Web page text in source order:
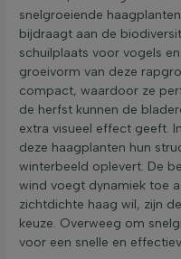
snelgroeiende
bijdraagt aan de
schuilplaats voor vogels
groeivorm van deze
compact, waardoor ze
de herfst kunnen de
extra visueel effect geeft.
deze haagplanten hun
winterbeeld oplevert. De
wind voegt dynamiek toe
zichtdichte haag wil, zijn
keuze. Overweeg om
voor een snelle en